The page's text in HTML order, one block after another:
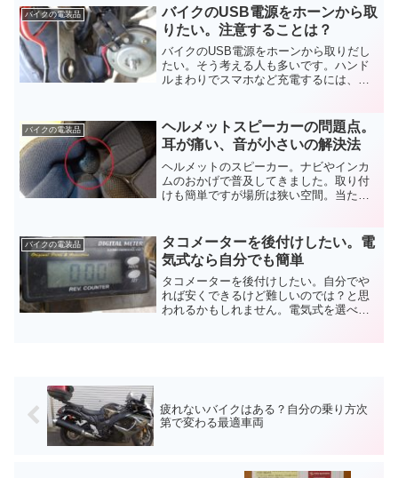
大変になります。ボディアースの取り方
を覚えて作業を楽にしましょう。
バイクの電装品
バイクのUSB電源をホーンから取
りたい。注意することは？
バイクのUSB電源をホーンから取りだし
たい。そう考える人も多いです。ハンド
ルまわりでスマホなど充電するには、近
バイクのUSB電源をホーンからとってみ
たので、手順をご説明します。
バイクの電装品
ヘルメットスピーカーの問題点。
耳が痛い、音が小さいの解決法
ヘルメットのスピーカー。ナビやインカ
ムのおかげで普及してきました。取り付
けも簡単ですが場所は狭い空間。当たっ
解決方法はありますから、ヘルメットの
スピーカーを調整してみましょう。
バイクの電装品
タコメーターを後付けしたい。電
気式なら自分でも簡単
タコメーターを後付けしたい。自分でや
れば安くできるけど難しいのでは？と思
われるかもしれません。電気式を選べば
疲れないバイクはある？自分の乗り方次
第で変わる最適車両